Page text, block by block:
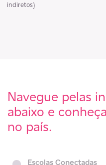
indiretos)
Navegue pelas
abaixo e
no país.
Escolas Conectadas